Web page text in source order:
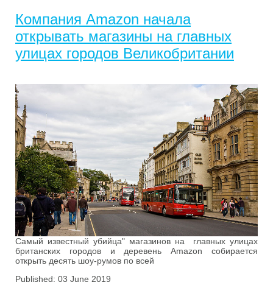
Компания Amazon начала
открывать магазины на главных
улицах городов Великобритании
Самый известный убийца" магазинов на главных улицах
британских городов и деревень Amazon собирается
открыть десять шоу-румов по всей
Published: 03 June 2019